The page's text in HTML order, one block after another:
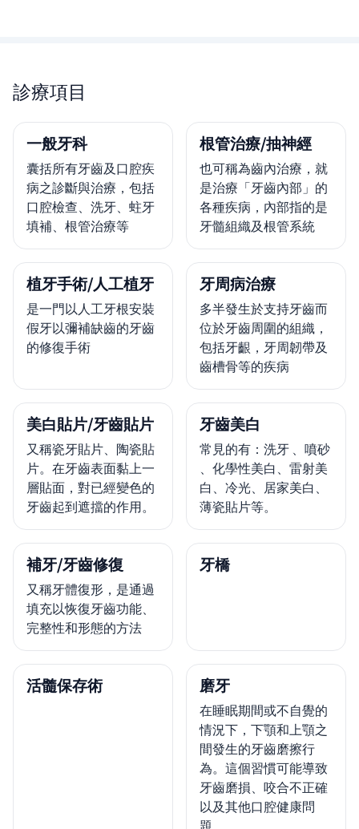
診療項目
一般牙科
囊括所有牙齒及口腔疾
病之診斷與治療，包括
口腔檢查、洗牙、蛀牙
填補、根管治療等
根管治療/抽神經
也可稱為齒內治療，就
是治療「牙齒內部」的
各種疾病，內部指的是
牙髓組織及根管系統
植牙手術/人工植牙
是一門以人工牙根安裝
假牙以彌補缺齒的牙齒
的修復手術
牙周病治療
多半發生於支持牙齒而
位於牙齒周圍的組織，
包括牙齦，牙周韌帶及
齒槽骨等的疾病
美白貼片/牙齒貼片
又稱瓷牙貼片、陶瓷貼
片。在牙齒表面黏上一
層貼面，對已經變色的
牙齒起到遮擋的作用。
牙齒美白
常見的有：洗牙 、噴砂
、化學性美白、雷射美
白、冷光、居家美白、
薄瓷貼片等。
補牙/牙齒修復
又稱牙體復形，是通過
填充以恢復牙齒功能、
完整性和形態的方法
牙橋
活髓保存術 磨牙
在睡眠期間或不自覺的
情況下，下顎和上顎之
間發生的牙齒磨擦行
為。這個習慣可能導致
牙齒磨損、咬合不正確
以及其他口腔健康問
題。